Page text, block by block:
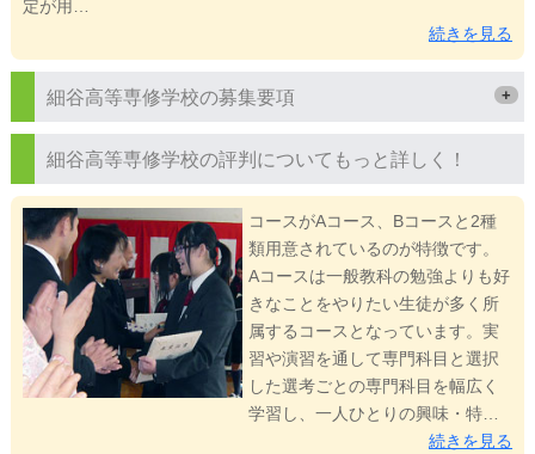
定が用…
続きを見る
細谷高等専修学校の募集要項 +
細谷高等専修学校の評判についてもっと詳しく！
コースがAコース、Bコースと2種
類用意されているのが特徴です。
Aコースは一般教科の勉強よりも好
きなことをやりたい生徒が多く所
属するコースとなっています。実
習や演習を通して専門科目と選択
した選考ごとの専門科目を幅広く
学習し、一人ひとりの興味・特…
続きを見る